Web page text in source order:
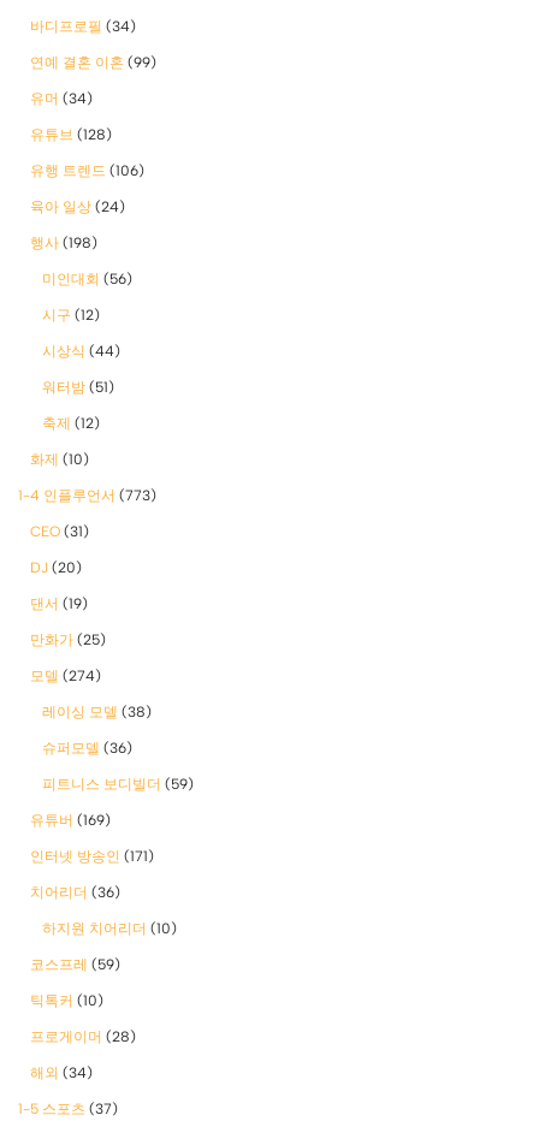
바디프로필 (34)
연예 결혼 이혼 (99)
유머 (34)
유튜브 (128)
유행 트렌드 (106)
육아 일상 (24)
행사 (198)
미인대회 (56)
시구 (12)
시상식 (44)
워터밤 (51)
축제 (12)
화제 (10)
1-4 인플루언서 (773)
CEO (31)
DJ (20)
댄서 (19)
만화가 (25)
모델 (274)
레이싱 모델 (38)
슈퍼모델 (36)
피트니스 보디빌더 (59)
유튜버 (169)
인터넷 방송인 (171)
치어리더 (36)
하지원 치어리더 (10)
코스프레 (59)
틱톡커 (10)
프로게이머 (28)
해외 (34)
1-5 스포츠 (37)